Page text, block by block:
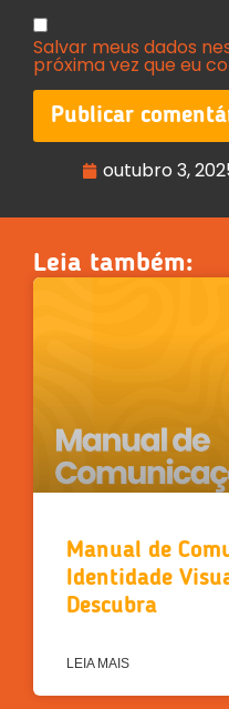
Salvar meus dados
próxima vez que eu
outubro 3,
Leia também:
Manual de
Identidade
Descubra
LEIA MAIS